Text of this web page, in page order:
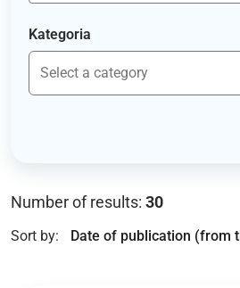
Kategoria
Number of results: 30
Sort by: